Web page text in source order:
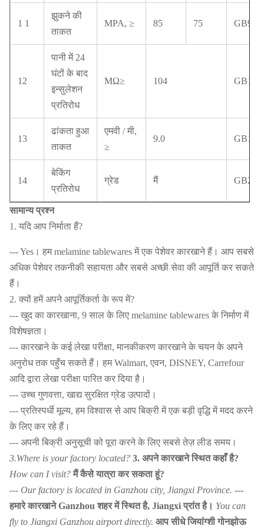
1 1
झुकने की
ताकत
MPA, ≥ 85 75
12
पानी में 24
घंटों के बाद
इन्सुलेशन
प्रतिरोध
MΩ≥ 104
13
ढांकता हुआ
ताकत
एमवी / मी,
≥
9.0
14
बेकिंग
प्रतिरोध
ग्रेड मैं
सामान्य प्रश्न
1. यदि आप निर्माता हैं?
--- Yes। हम melamine tablewares में एक पेशेवर कारखाने हैं। आप सबसे
अधिक पेशेवर तकनीकी सहायता और सबसे अच्छी सेवा की आपूर्ति कर सकते
हैं।
2. क्यों हमें अपने आपूर्तिकर्ता के रूप में?
--- खुद का कारखाना, 9 साल के लिए melamine tablewares के निर्माण में
विशेषज्ञता।
--- कारखाने के कई लेखा परीक्षा, मानकीकरण कारखाने के चयन के अपने
अनुरोध तक पहुँच सकते हैं। हम Walmart, एवन, DISNEY, Carrefour
आदि द्वारा लेखा परीक्षा पारित कर दिया है।
--- उच्च गुणवत्ता, खाद्य सुरक्षित ग्रेड उत्पादों।
--- प्रतिस्पर्धी मूल्य, हम विश्वास से आप बिक्री में एक बड़ी वृद्धि में मदद करने
के लिए कर रहे हैं।
--- अपनी बिक्री अनुसूची को पूरा करने के लिए सबसे तेज़ लीड समय।
3.Where is your factory located? 3. अपने कारखाने स्थित कहाँ है?
How can I visit? मैं कैसे यात्रा कर सकता हूं?
--- Our factory is located in Ganzhou city, Jiangxi Province. ---
हमारे कारखाने Ganzhou शहर में स्थित है, Jiangxi प्रांत है। You can
fly to Jiangxi Ganzhou airport directly. आप सीधे जियांग्शी गोनझोऊ